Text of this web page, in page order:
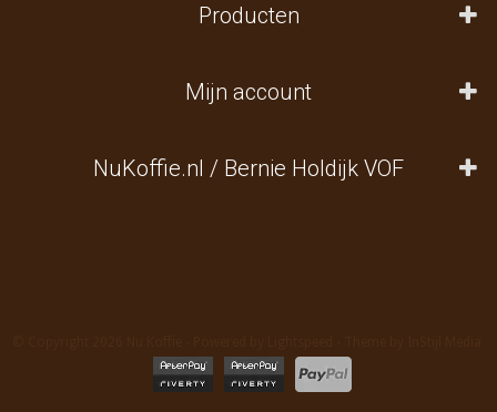
Producten
Mijn account
NuKoffie.nl / Bernie Holdijk VOF